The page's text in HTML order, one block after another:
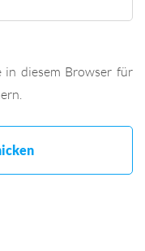
in diesem Browser für